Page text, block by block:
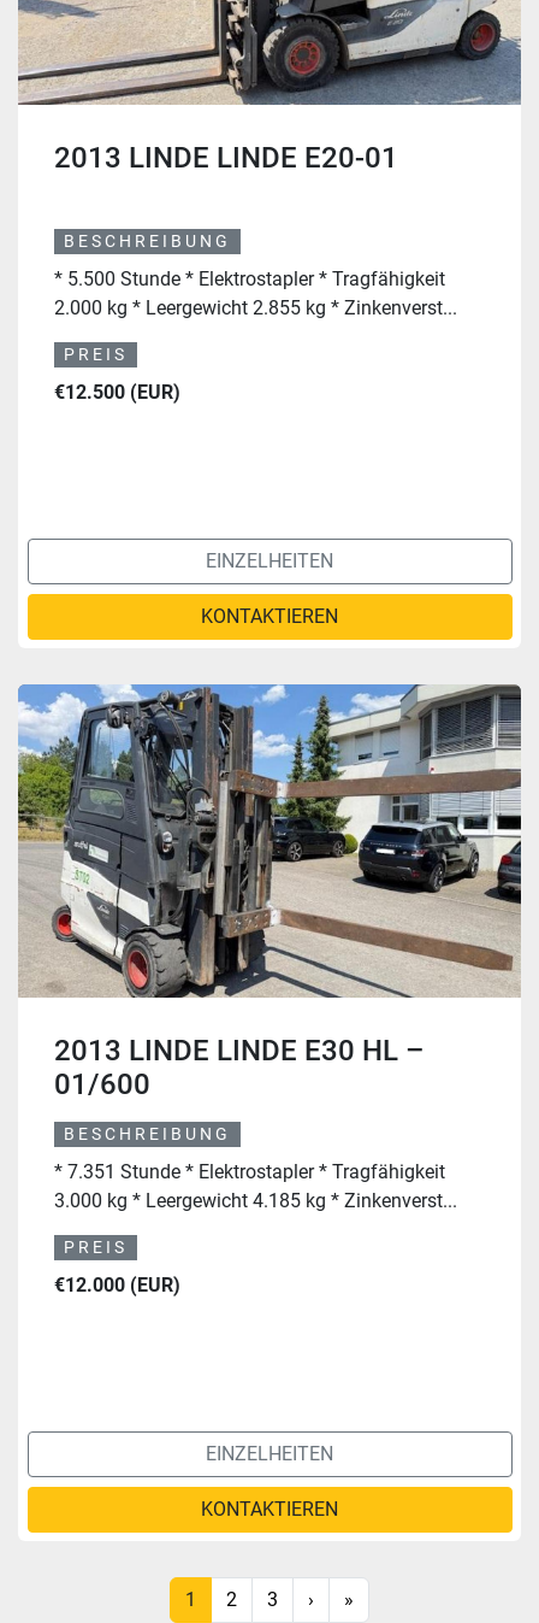
2013 LINDE LINDE E20-01
BESCHREIBUNG
* 5.500 Stunde * Elektrostapler * Tragfähigkeit
2.000 kg * Leergewicht 2.855 kg * Zinkenverst...
PREIS
€12.500 (EUR)
EINZELHEITEN
KONTAKTIEREN
2013 LINDE LINDE E30 HL –
01/600
BESCHREIBUNG
* 7.351 Stunde * Elektrostapler * Tragfähigkeit
3.000 kg * Leergewicht 4.185 kg * Zinkenverst...
PREIS
€12.000 (EUR)
EINZELHEITEN
KONTAKTIEREN
1 2 3 › »